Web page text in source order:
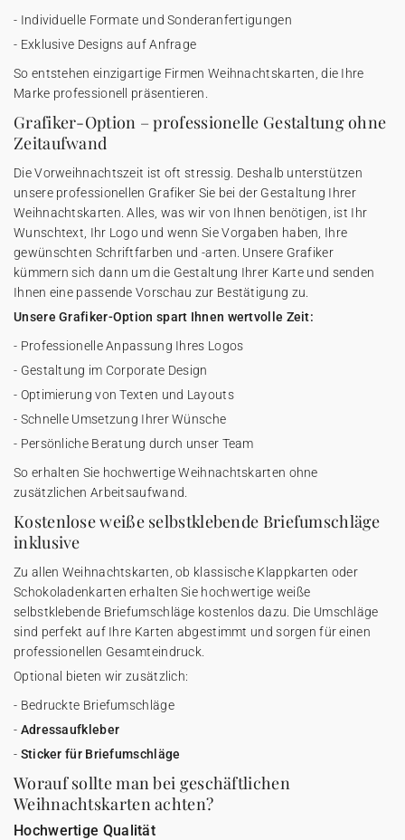
- Individuelle Formate und Sonderanfertigungen
- Exklusive Designs auf Anfrage
So entstehen einzigartige Firmen Weihnachtskarten, die Ihre
Marke professionell präsentieren.
Grafiker-Option – professionelle Gestaltung ohne
Zeitaufwand
Die Vorweihnachtszeit ist oft stressig. Deshalb unterstützen
unsere professionellen Grafiker Sie bei der Gestaltung Ihrer
Weihnachtskarten. Alles, was wir von Ihnen benötigen, ist Ihr
Wunschtext, Ihr Logo und wenn Sie Vorgaben haben, Ihre
gewünschten Schriftfarben und -arten. Unsere Grafiker
kümmern sich dann um die Gestaltung Ihrer Karte und senden
Ihnen eine passende Vorschau zur Bestätigung zu.
Unsere Grafiker-Option spart Ihnen wertvolle Zeit:
- Professionelle Anpassung Ihres Logos
- Gestaltung im Corporate Design
- Optimierung von Texten und Layouts
- Schnelle Umsetzung Ihrer Wünsche
- Persönliche Beratung durch unser Team
So erhalten Sie hochwertige Weihnachtskarten ohne
zusätzlichen Arbeitsaufwand.
Kostenlose weiße selbstklebende Briefumschläge
inklusive
Zu allen Weihnachtskarten, ob klassische Klappkarten oder
Schokoladenkarten erhalten Sie hochwertige weiße
selbstklebende Briefumschläge kostenlos dazu. Die Umschläge
sind perfekt auf Ihre Karten abgestimmt und sorgen für einen
professionellen Gesamteindruck.
Optional bieten wir zusätzlich:
- Bedruckte Briefumschläge
- Adressaufkleber
- Sticker für Briefumschläge
Worauf sollte man bei geschäftlichen
Weihnachtskarten achten?
Hochwertige Qualität